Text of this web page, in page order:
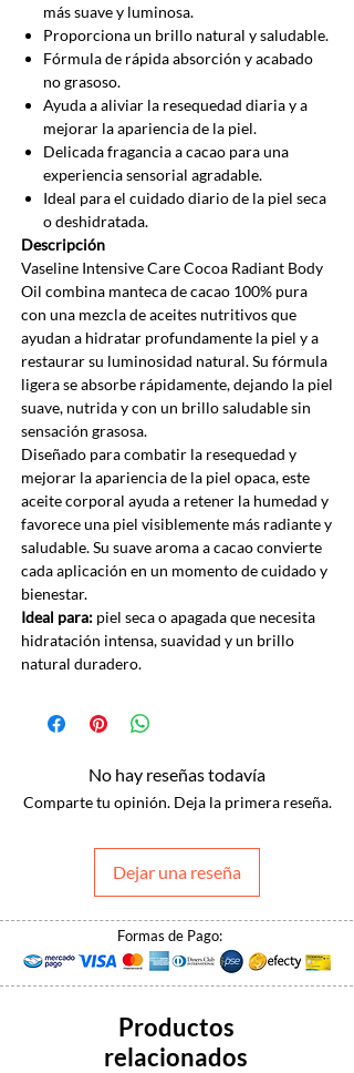
más suave y luminosa.
Proporciona un brillo natural y saludable.
Fórmula de rápida absorción y acabado
no grasoso.
Ayuda a aliviar la resequedad diaria y a
mejorar la apariencia de la piel.
Delicada fragancia a cacao para una
experiencia sensorial agradable.
Ideal para el cuidado diario de la piel seca
o deshidratada.
Descripción
Vaseline Intensive Care Cocoa Radiant Body
Oil combina manteca de cacao 100% pura
con una mezcla de aceites nutritivos que
ayudan a hidratar profundamente la piel y a
restaurar su luminosidad natural. Su fórmula
ligera se absorbe rápidamente, dejando la piel
suave, nutrida y con un brillo saludable sin
sensación grasosa.
Diseñado para combatir la resequedad y
mejorar la apariencia de la piel opaca, este
aceite corporal ayuda a retener la humedad y
favorece una piel visiblemente más radiante y
saludable. Su suave aroma a cacao convierte
cada aplicación en un momento de cuidado y
bienestar.
Ideal para: piel seca o apagada que necesita
hidratación intensa, suavidad y un brillo
natural duradero.
No hay reseñas todavía
Comparte tu opinión. Deja la primera reseña.
Dejar una reseña
Formas de Pago:
Productos
relacionados